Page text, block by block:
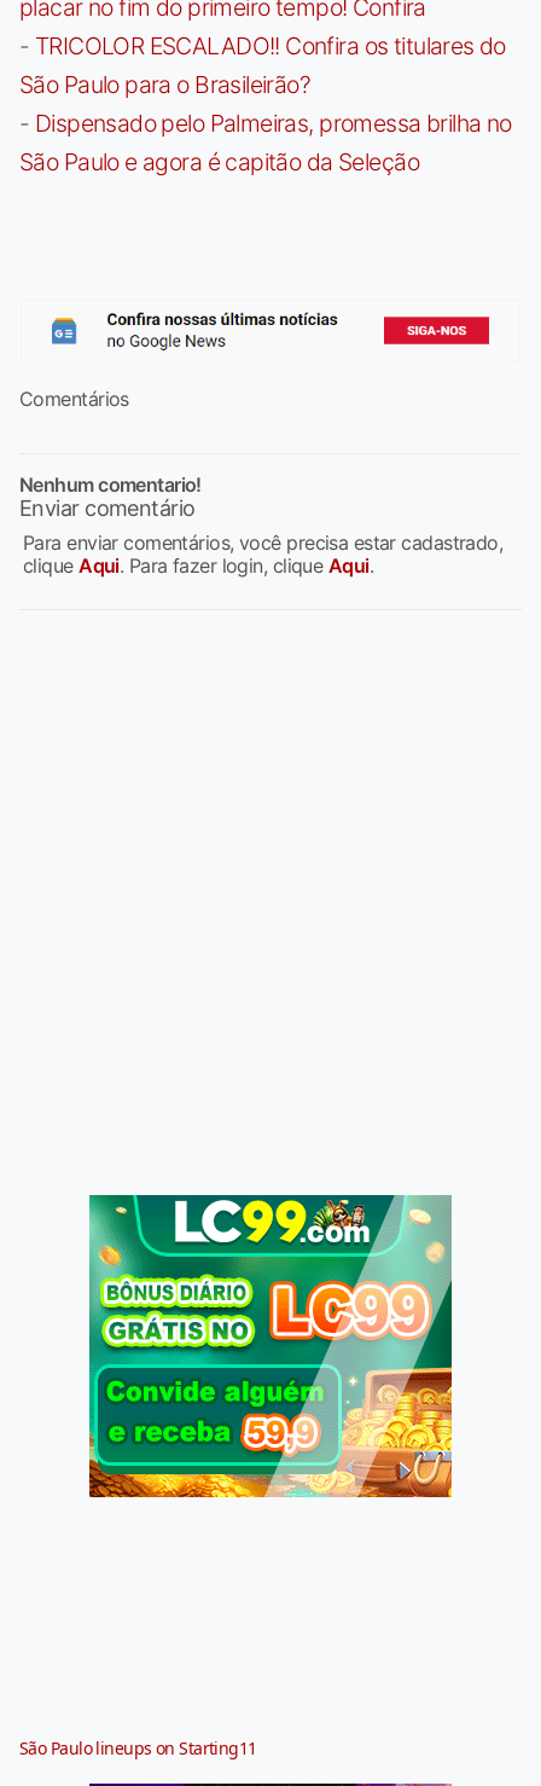
placar no fim do primeiro tempo! Confira
- TRICOLOR ESCALADO!! Confira os titulares do
São Paulo para o Brasileirão?
- Dispensado pelo Palmeiras, promessa brilha no
São Paulo e agora é capitão da Seleção
Comentários
Nenhum comentario!
Enviar comentário
Para enviar comentários, você precisa estar cadastrado,
cliqueAqui. Para fazer login, clique Aqui.
São Paulo lineups on Starting11